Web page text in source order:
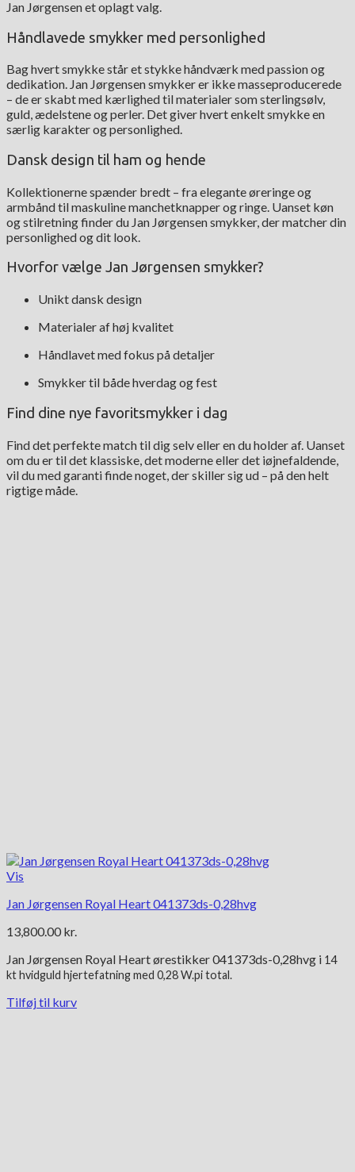
Jan Jørgensen et oplagt valg.
Håndlavede smykker med personlighed
Bag hvert smykke står et stykke håndværk med passion og
dedikation. Jan Jørgensen smykker er ikke masseproducerede
– de er skabt med kærlighed til materialer som sterlingsølv,
guld, ædelstene og perler. Det giver hvert enkelt smykke en
særlig karakter og personlighed.
Dansk design til ham og hende
Kollektionerne spænder bredt – fra elegante øreringe og
armbånd til maskuline manchetknapper og ringe. Uanset køn
og stilretning finder du Jan Jørgensen smykker, der matcher din
personlighed og dit look.
Hvorfor vælge Jan Jørgensen smykker?
Unikt dansk design
Materialer af høj kvalitet
Håndlavet med fokus på detaljer
Smykker til både hverdag og fest
Find dine nye favoritsmykker i dag
Find det perfekte match til dig selv eller en du holder af. Uanset
om du er til det klassiske, det moderne eller det iøjnefaldende,
vil du med garanti finde noget, der skiller sig ud – på den helt
rigtige måde.
Vis
Jan Jørgensen Royal Heart 041373ds-0,28hvg
13,800.00 kr.
Jan Jørgensen Royal Heart ørestikker 041373ds-0,28hvg i 14
kthvidguld hjertefatning med 0,28 W.pi total.
Tilføj til kurv